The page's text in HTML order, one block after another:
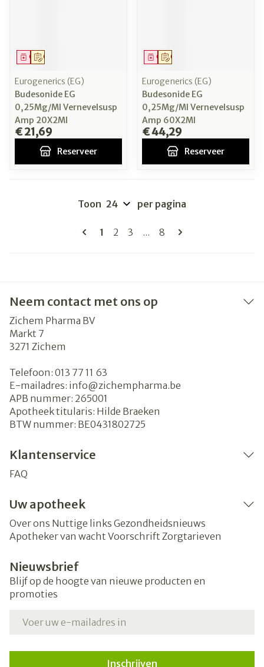
Op voorschrift
Geneesmiddel
Eurogenerics (EG)
Budesonide EG
0,25Mg/Ml Vernevelsusp
Amp 20X2Ml
€ 21,69
Reserveer
Op voorschrift
Geneesmiddel
Eurogenerics (EG)
Budesonide EG
0,25Mg/Ml Vernevelsusp
Amp 60X2Ml
€ 44,29
Reserveer
Pagina's
U lees momenteel pagina
1 Pagina
2 Pagina
3 ... Pagina
8
Toon per pagina
Neem contact met ons op
Zichem Pharma BV
Markt 7
3271 Zichem
Telefoon: 013 77 11 63
E-mailadres: info@zichempharma.be
APB nummer: 265001
Apotheek titularis: Hilde Braeken
BTW nummer: BE0431802725
Klantenservice
FAQ
Uw apotheek
Over ons Nuttige links Gezondheidsnieuws
Apotheker van wacht Voorschrift Zorgtarieven
Nieuwsbrief
Blijf op de hoogte van nieuwe producten en
promoties
Inschrijven